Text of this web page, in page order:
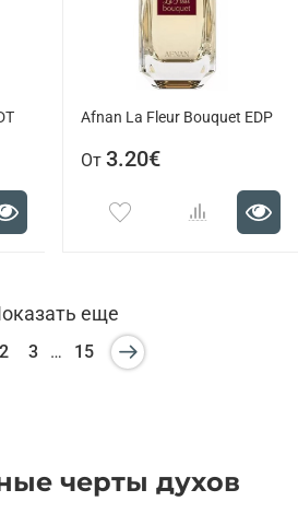
Afnan La Fleur Bouquet EDP
От 3.20€
еще
2 3 … 15
черты духов